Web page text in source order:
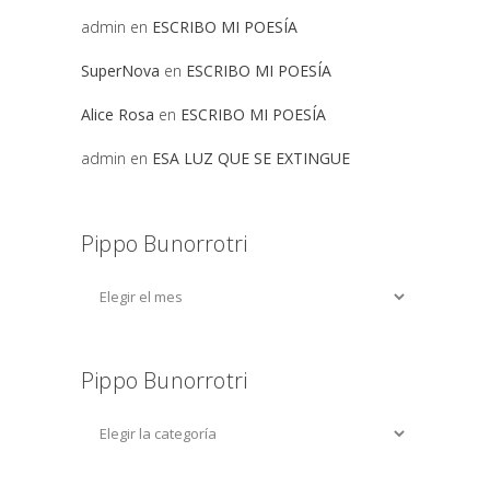
admin en ESCRIBO MI POESÍA
SuperNova en ESCRIBO MI POESÍA
Alice Rosa en ESCRIBO MI POESÍA
admin en ESA LUZ QUE SE EXTINGUE
Pippo Bunorrotri
Pippo Bunorrotri